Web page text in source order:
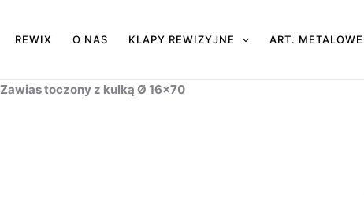
REWIX O NAS KLAPY REWIZYJNE ART. METALOWE
Zawias toczony z kulką Ø 16×70